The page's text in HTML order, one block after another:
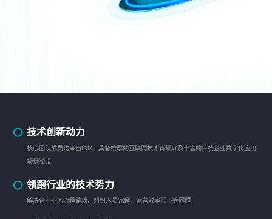
技术创新动力
核心团队成员均来自IBM，具备雄厚的互联网技术背景以及丰富的传统企业数字化应用
场景经验
领跑行业的技术势力
解决企业业务流程繁琐、组织人员冗余、运营效率低下等问题